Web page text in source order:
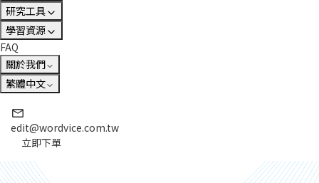
研究工具
學習資源
FAQ
關於我們
繁體中文
edit@wordvice.com.tw
立即下單